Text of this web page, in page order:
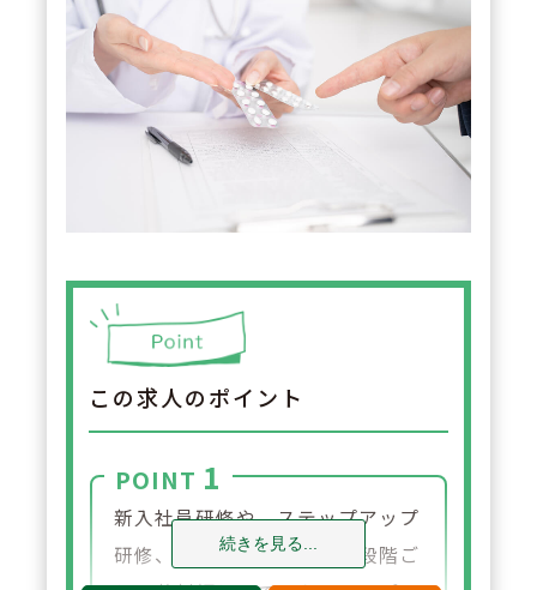
この求人のポイント
POINT 1
新入社員研修や、ステップアップ
研修、管理者向け研修など段階ご
続きを見る...